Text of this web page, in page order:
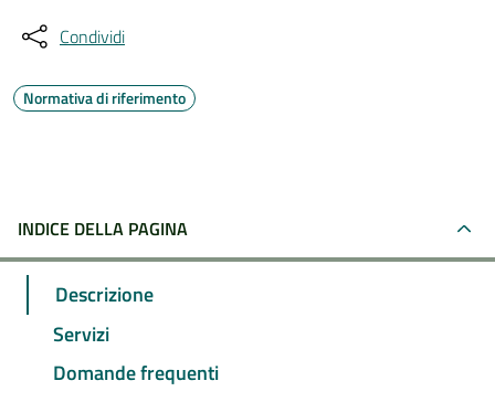
Condividi
Normativa di riferimento
INDICE DELLA PAGINA
Descrizione
Servizi
Domande frequenti